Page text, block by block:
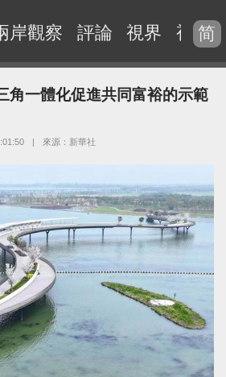
岸觀察 評論 視界 視頻
简
一體化促進共同富裕的示範
| 來源：新華社